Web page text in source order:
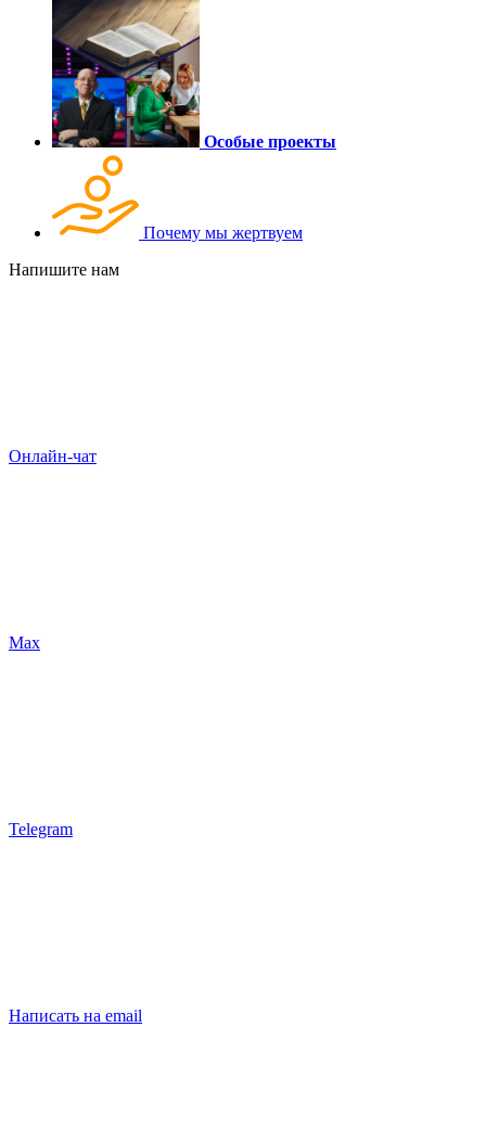
Особые проекты
Почему мы жертвуем
Напишите нам
Онлайн-чат
Max
Telegram
Написать на email